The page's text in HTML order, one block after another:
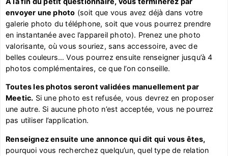
envoyer une photo (soit que vous avez déjà dans votre
galerie photo du téléphone, soit que vous pourrez prendre
en instantanée avec l’appareil photo). Prenez une photo
valorisante, où vous souriez, sans accessoire, avec de
belles couleurs… Vous pourrez ensuite renseigner jusqu’à 4
photos complémentaires, ce que l’on conseille.
Toutes les photos seront validées manuellement par
Meetic. Si une photo est refusée, vous devrez en proposer
une autre. Si aucune photo n’est acceptée, vous ne pourrez
pas utiliser l’application.
Renseignez ensuite une annonce qui dit qui vous êtes,
pourquoi vous recherchez quelqu’un, quel type de relation